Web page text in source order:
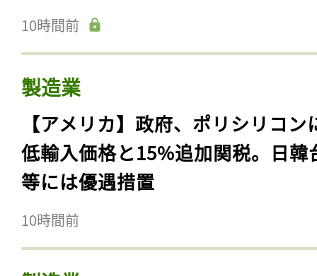
10時間前
製造業
【アメリカ】政府、ポリシリコン
低輸入価格と15%追加関税。日韓
等には優遇措置
10時間前